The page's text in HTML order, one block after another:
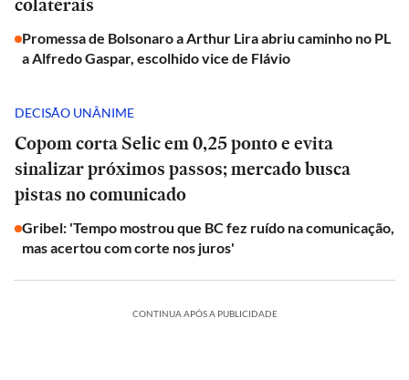
Promessa de Bolsonaro a Arthur Lira abriu caminho no PL
a Alfredo Gaspar, escolhido vice de Flávio
DECISÃO UNÂNIME
Copom corta Selic em 0,25 ponto e evita
sinalizar próximos passos; mercado busca
pistas no comunicado
Gribel: 'Tempo mostrou que BC fez ruído na comunicação,
mas acertou com corte nos juros'
CONTINUA APÓS A PUBLICIDADE